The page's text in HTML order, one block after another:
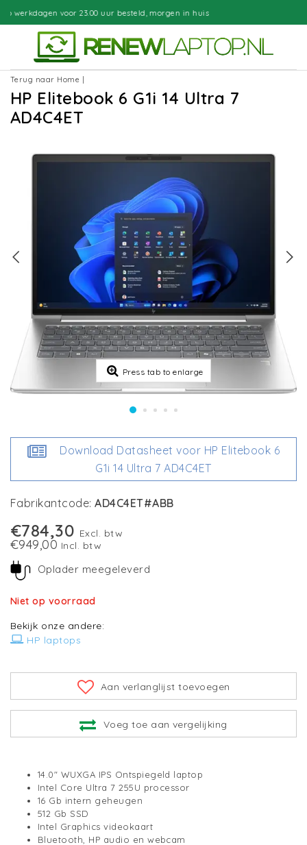
besteld, morgen in huis
Terug naar Home
HP Elitebook 6 G1i 14 Ultra 7
AD4C4ET
Press tab to enlarge
Download Datasheet voor HP Elitebook 6
G1i 14 Ultra 7 AD4C4ET
Fabrikantcode:AD4C4ET#ABB
€784,30 Excl. btw
€949,00 Incl. btw
Oplader meegeleverd
Niet op voorraad
Bekijk onze andere:
HP laptops
Aan verlanglijst toevoegen
Voeg toe aan vergelijking
14.0" WUXGA IPS Ontspiegeld laptop
Intel Core Ultra 7 255U processor
16 Gb intern geheugen
512 Gb SSD
Intel Graphics videokaart
Bluetooth, HP audio en webcam